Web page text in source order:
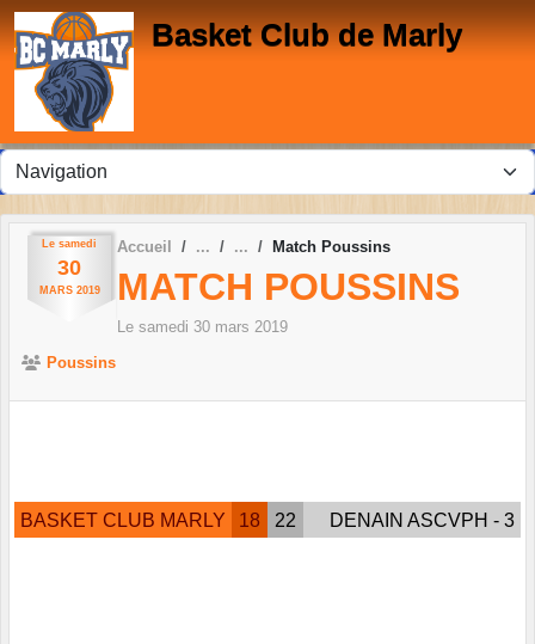
Basket Club de Marly
Le samedi
30
MARS 2019
Accueil Match Poussins
MATCH POUSSINS
Le samedi 30 mars 2019
Poussins
BASKET CLUB MARLY 18 22 DENAIN ASCVPH - 3
Panneau de gestion des cookies